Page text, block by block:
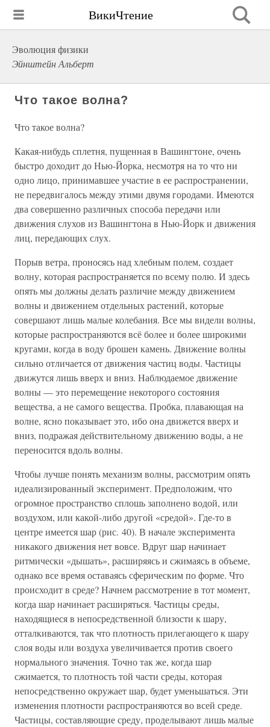
ВикиЧтение
Эволюция физики
Эйнштейн Альберт
Что такое волна?
Что такое волна?
Какая-нибудь сплетня, пущенная в Вашингтоне, очень
быстро доходит до Нью-Йорка, несмотря на то что ни
одно лицо, принимавшее участие в ее распространении,
не передвигалось между этими двумя городами. Имеются
два совершенно различных способа передачи или
движения слухов из Вашингтона в Нью-Йорк и движения
лиц, передающих слух.
Порыв ветра, проносясь над хлебным полем, создает
волну, которая распространяется по всему полю. И здесь
опять мы должны делать различие между движением
волны и движением отдельных растений, которые
совершают лишь малые колебания. Все мы видели волны,
которые распространяются всё более и более широкими
кругами, когда в воду брошен камень. Движение волны
сильно отличается от движения частиц воды. Частицы
движутся лишь вверх и вниз. Наблюдаемое движение
волны — это перемещение некоторого состояния
вещества, а не самого вещества. Пробка, плавающая на
волне, ясно показывает это, ибо она движется вверх и
вниз, подражая действительному движению воды, а не
переносится вдоль волны.
Чтобы лучше понять механизм волны, рассмотрим опять
идеализированный эксперимент. Предположим, что
огромное пространство сплошь заполнено водой, или
воздухом, или какой-либо другой «средой». Где-то в
центре имеется шар (рис. 40). В начале эксперимента
никакого движения нет вовсе. Вдруг шар начинает
ритмически «дышать», расширяясь и сжимаясь в объеме,
однако все время оставаясь сферическим по форме. Что
происходит в среде? Начнем рассмотрение в тот момент,
когда шар начинает расширяться. Частицы среды,
находящиеся в непосредственной близости к шару,
отталкиваются, так что плотность прилегающего к шару
слоя воды или воздуха увеличивается против своего
нормального значения. Точно так же, когда шар
сжимается, то плотность той части среды, которая
непосредственно окружает шар, будет уменьшаться. Эти
изменения плотности распространяются во всей среде.
Частицы, составляющие среду, проделывают лишь малые